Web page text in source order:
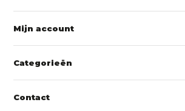
Mijn account
Categorieën
Contact